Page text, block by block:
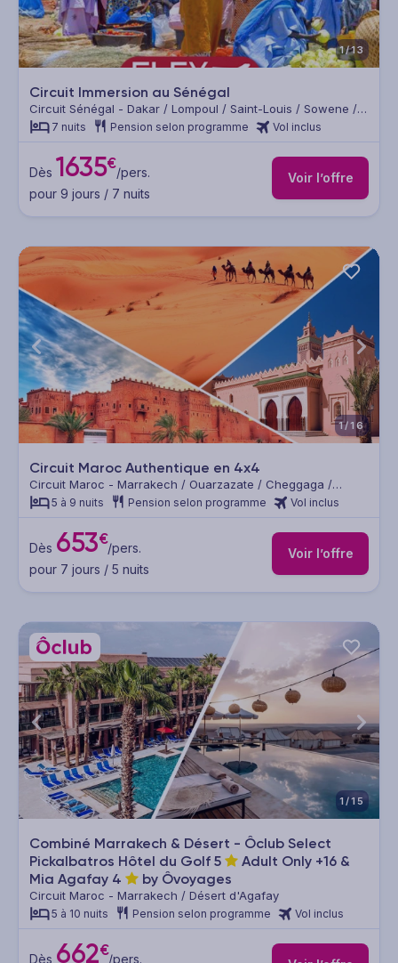
1/13
Circuit Immersion au Sénégal
Circuit Sénégal - Dakar / Lompoul / Saint-Louis / Sowene /
Palmarin / La Somone
7 nuits Pension selon programme Vol inclus
Dès 1635€/pers.
pour 9 jours / 7 nuits
Voir l’offre
1/16
Circuit Maroc Authentique en 4x4
Circuit Maroc - Marrakech / Ouarzazate / Cheggaga /
Taroudant
5 à 9 nuits Pension selon programme Vol inclus
Dès 653€/pers.
pour 7 jours / 5 nuits
Voir l’offre
1/15
Combiné Marrakech & Désert - Ôclub Select
Pickalbatros Hôtel du Golf 5
Adult Only +16 &
Mia Agafay 4 by Ôvoyages
Circuit Maroc - Marrakech / Désert d'Agafay
5 à 10 nuits Pension selon programme Vol inclus
Dès 662€/pers.